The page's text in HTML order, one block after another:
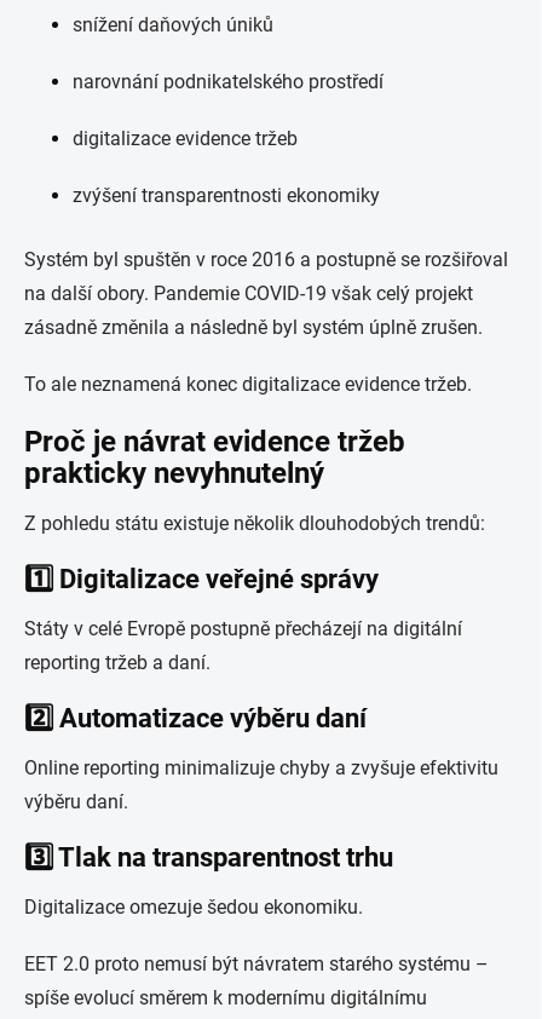
snížení daňových úniků
narovnání podnikatelského prostředí
digitalizace evidence tržeb
zvýšení transparentnosti ekonomiky
Systém byl spuštěn v roce 2016 a postupně se rozšiřoval
na další obory. Pandemie COVID-19 však celý projekt
zásadně změnila a následně byl systém úplně zrušen.
To ale neznamená konec digitalizace evidence tržeb.
Proč je návrat evidence tržeb
prakticky nevyhnutelný
Z pohledu státu existuje několik dlouhodobých trendů:
1️⃣ Digitalizace veřejné správy
Státy v celé Evropě postupně přecházejí na digitální
reporting tržeb a daní.
2️⃣ Automatizace výběru daní
Online reporting minimalizuje chyby a zvyšuje efektivitu
výběru daní.
3️⃣ Tlak na transparentnost trhu
Digitalizace omezuje šedou ekonomiku.
EET 2.0 proto nemusí být návratem starého systému –
spíše evolucí směrem k modernímu digitálnímu